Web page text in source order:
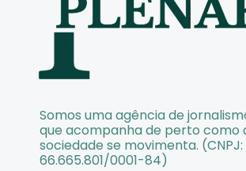
Somos uma agência de
que acompanha de perto como
sociedade se movimenta. (CNPJ:
66.665.801/0001-84)